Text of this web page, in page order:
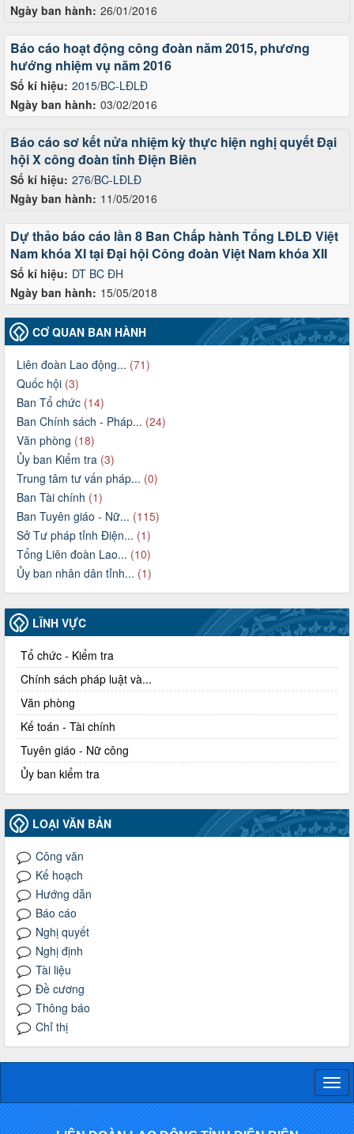
Ngày ban hành: 26/01/2016
Số kí hiệu: 2015/BC-LĐLĐ
Ngày ban hành: 03/02/2016
Báo cáo hoạt động công đoàn năm 2015, phương
hướng nhiệm vụ năm 2016
Số kí hiệu: 276/BC-LĐLĐ
Ngày ban hành: 11/05/2016
Báo cáo sơ kết nửa nhiệm kỳ thực hiện nghị quyết Đại
hội X công đoàn tỉnh Điện Biên
Số kí hiệu: DT BC ĐH
Ngày ban hành: 15/05/2018
Dự thảo báo cáo lần 8 Ban Chấp hành Tổng LĐLĐ Việt
Nam khóa XI tại Đại hội Công đoàn Việt Nam khóa XII
CƠ QUAN BAN HÀNH
Liên đoàn Lao động... (71)
Quốc hội (3)
Ban Tổ chức (14)
Ban Chính sách - Pháp... (24)
Văn phòng (18)
Ủy ban Kiểm tra (3)
Trung tâm tư vấn pháp... (0)
Ban Tài chính (1)
Ban Tuyên giáo - Nữ... (115)
Sở Tư pháp tỉnh Điện... (1)
Tổng Liên đoàn Lao... (10)
Ủy ban nhân dân tỉnh... (1)
LĨNH VỰC
Tổ chức - Kiểm tra
Chính sách pháp luật và...
Văn phòng
Kế toán - Tài chính
Tuyên giáo - Nữ công
Ủy ban kiểm tra
LOẠI VĂN BẢN
Công văn
Kế hoạch
Hướng dẫn
Báo cáo
Nghị quyết
Nghị định
Tài liệu
Đề cương
Thông báo
Chỉ thị